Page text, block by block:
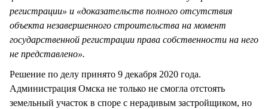
регистрации» и «доказательств полного отсутствия
объекта незавершенного строительства на момент
государственной регистрации права собственности на него
не представлено».
Решение по делу принято 9 декабря 2020 года.
Администрация Омска не только не смогла отстоять
земельный участок в споре с нерадивым застройщиком, но